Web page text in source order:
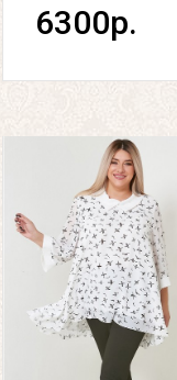
6300р.